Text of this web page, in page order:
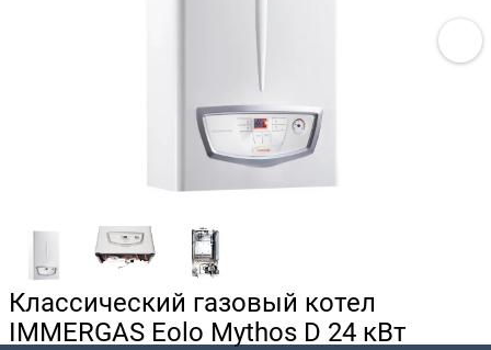
Классический газовый котел
IMMERGAS Eolo Mythos D 24 кВт